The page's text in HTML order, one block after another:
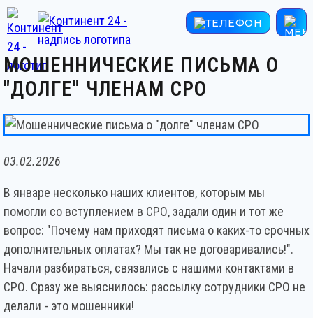
МОШЕННИЧЕСКИЕ ПИСЬМА О
"ДОЛГЕ" ЧЛЕНАМ СРО
03.02.2026
В январе несколько наших клиентов, которым мы
помогли со вступлением в СРО, задали один и тот же
вопрос: "Почему нам приходят письма о каких-то срочных
дополнительных оплатах? Мы так не договаривались!".
Начали разбираться, связались с нашими контактами в
СРО. Сразу же выяснилось: рассылку сотрудники СРО не
делали - это мошенники!